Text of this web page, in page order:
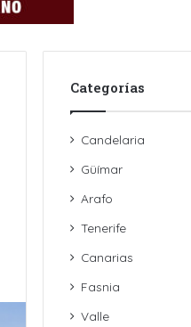
Categorías
Candelaria
Güímar
Arafo
Tenerife
Canarias
Fasnia
Valle